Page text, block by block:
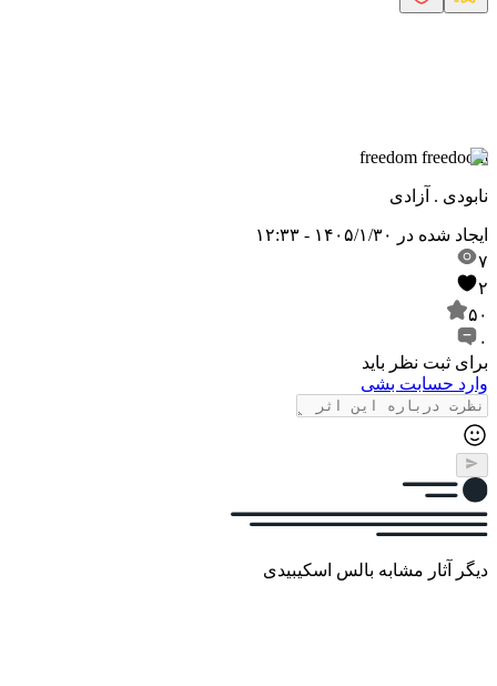
freedom freedoom
نابودی . آزادی
ایجاد شده در
۱۴۰۵/۱/۳۰ - ۱۲:۳۳
۷
۲
۵۰
۰
برای ثبت نظر باید
وارد حسابت بشی
دیگر آثار مشابه بالس اسکیبیدی